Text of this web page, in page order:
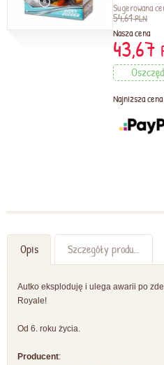
Sugerowana
54,61PLN
Nasza cena
43,67
Najniższa
Opis Szczegóły produktu
Autko eksploduję i ulega awarii po
Royale!
Od 6. roku życia.
Producent: